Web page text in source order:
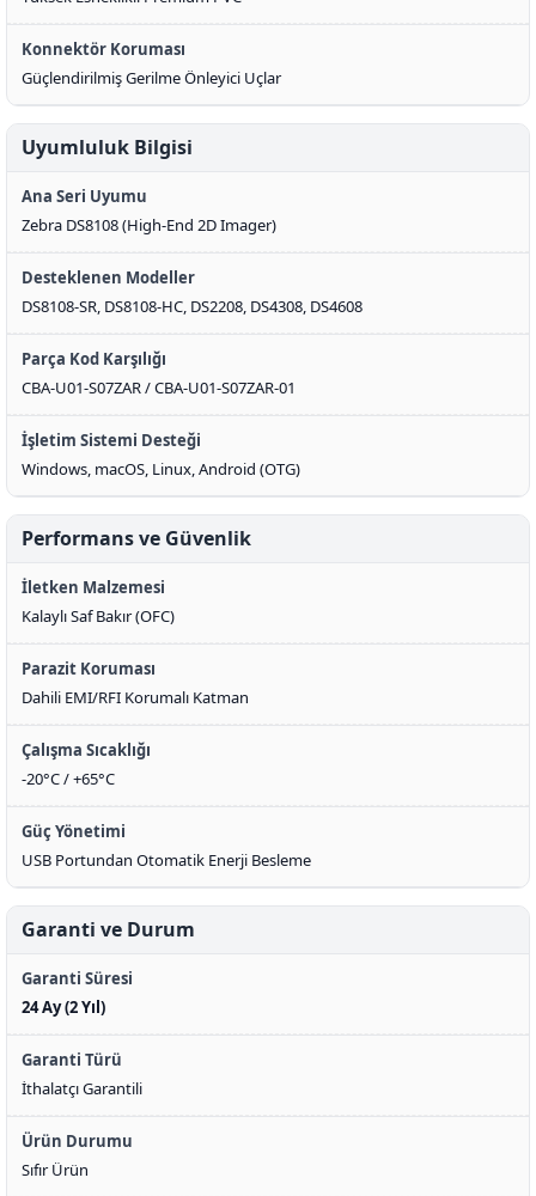
Konnektör Koruması
Güçlendirilmiş Gerilme Önleyici Uçlar
Uyumluluk Bilgisi
Ana Seri Uyumu
Zebra DS8108 (High-End 2D Imager)
Desteklenen Modeller
DS8108-SR, DS8108-HC, DS2208, DS4308, DS4608
Parça Kod Karşılığı
CBA-U01-S07ZAR / CBA-U01-S07ZAR-01
İşletim Sistemi Desteği
Windows, macOS, Linux, Android (OTG)
Performans ve Güvenlik
İletken Malzemesi
Kalaylı Saf Bakır (OFC)
Parazit Koruması
Dahili EMI/RFI Korumalı Katman
Çalışma Sıcaklığı
-20°C / +65°C
Güç Yönetimi
USB Portundan Otomatik Enerji Besleme
Garanti ve Durum
Garanti Süresi
24 Ay (2 Yıl)
Garanti Türü
İthalatçı Garantili
Ürün Durumu
Sıfır Ürün